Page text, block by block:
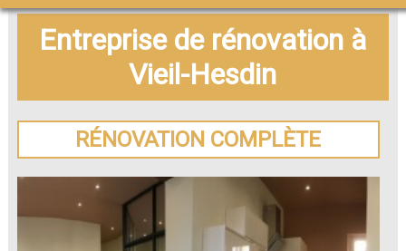
Entreprise de rénovation à
Vieil-Hesdin
RÉNOVATION COMPLÈTE